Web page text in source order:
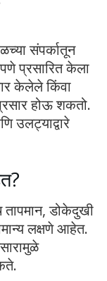
संपर्कातून
प्रसारित केला
केलेले किंवा
होऊ शकतो.
उलट्याद्वारे
डोकेदुखी
लक्षणे आहेत.